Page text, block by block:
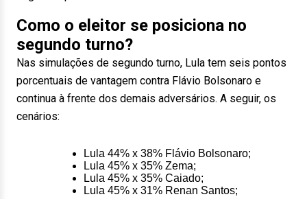
Como o eleitor se posiciona no
segundo turno?
Nas simulações de segundo turno, Lula tem seis pontos
porcentuais de vantagem contra Flávio Bolsonaro e
continua à frente dos demais adversários. A seguir, os
cenários:
Lula 44% x 38% Flávio Bolsonaro;
Lula 45% x 35% Zema;
Lula 45% x 35% Caiado;
Lula 45% x 31% Renan Santos;